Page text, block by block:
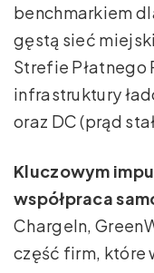
benchmarkiem
gęstą sieć
Strefie Płatnego
infrastruktury
oraz DC (prąd
Kluczowym
współpraca
ChargeIn,
część firm, które